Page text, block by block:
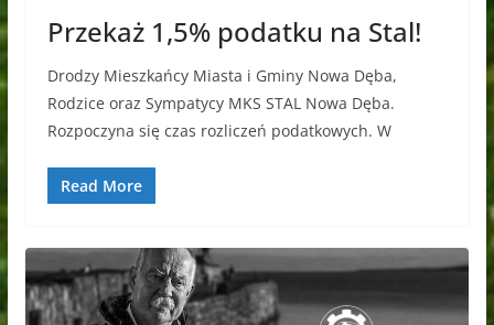
Przekaż 1,5% podatku na Stal!
Drodzy Mieszkańcy Miasta i Gminy Nowa Dęba,
Rodzice oraz Sympatycy MKS STAL Nowa Dęba.
Rozpoczyna się czas rozliczeń podatkowych. W
Read More